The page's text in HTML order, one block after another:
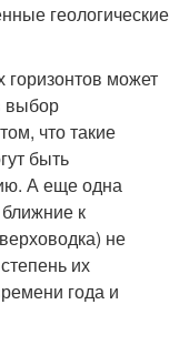
геологические
может
выбор
что такие
быть
А еще одна
к
не
их
года и